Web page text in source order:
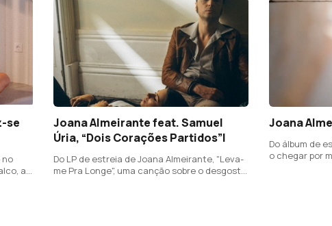
se
no
as
Joana Almeirante feat. Samuel
Úria, “Dois Corações Partidos”|
Do LP de estreia de Joana Almeirante, "Leva-
me Pra Longe", uma canção sobre o desgosto
Joana
Do álbum de
o chegar por